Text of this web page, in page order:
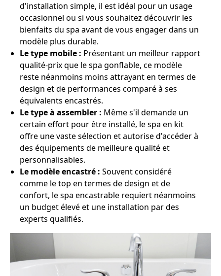
d'installation simple, il est idéal pour un usage
occasionnel ou si vous souhaitez découvrir les
bienfaits du spa avant de vous engager dans un
modèle plus durable.
Le type mobile : Présentant un meilleur rapport
qualité-prix que le spa gonflable, ce modèle
reste néanmoins moins attrayant en termes de
design et de performances comparé à ses
équivalents encastrés.
Le type à assembler : Même s'il demande un
certain effort pour être installé, le spa en kit
offre une vaste sélection et autorise d'accéder à
des équipements de meilleure qualité et
personnalisables.
Le modèle encastré : Souvent considéré
comme le top en termes de design et de
confort, le spa encastrable requiert néanmoins
un budget élevé et une installation par des
experts qualifiés.